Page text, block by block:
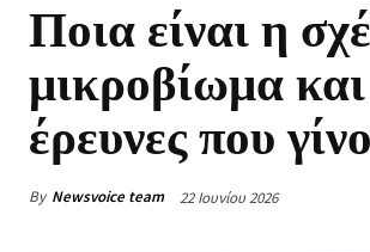
Ποια είναι η
μικροβίωμα
έρευνες που
By Newsvoice team 22 Ιουνίου 2026